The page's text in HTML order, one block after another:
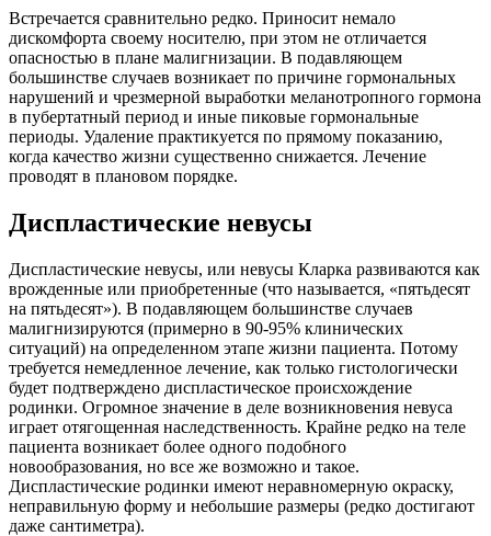
Встречается сравнительно редко. Приносит немало
дискомфорта своему носителю, при этом не отличается
опасностью в плане малигнизации. В подавляющем
большинстве случаев возникает по причине гормональных
нарушений и чрезмерной выработки меланотропного гормона
в пубертатный период и иные пиковые гормональные
периоды. Удаление практикуется по прямому показанию,
когда качество жизни существенно снижается. Лечение
проводят в плановом порядке.
Диспластические невусы
Диспластические невусы, или невусы Кларка развиваются как
врожденные или приобретенные (что называется, «пятьдесят
на пятьдесят»). В подавляющем большинстве случаев
малигнизируются (примерно в 90-95% клинических
ситуаций) на определенном этапе жизни пациента. Потому
требуется немедленное лечение, как только гистологически
будет подтверждено диспластическое происхождение
родинки. Огромное значение в деле возникновения невуса
играет отягощенная наследственность. Крайне редко на теле
пациента возникает более одного подобного
новообразования, но все же возможно и такое.
Диспластические родинки имеют неравномерную окраску,
неправильную форму и небольшие размеры (редко достигают
даже сантиметра).